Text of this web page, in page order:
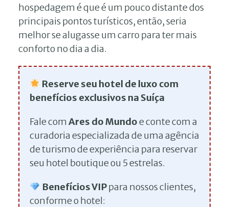
hospedagem é que é um pouco distante dos
principais pontos turísticos, então, seria
melhor se alugasse um carro para ter mais
conforto no dia a dia.
Reserve seu hotel de luxo com
benefícios exclusivos na Suíça
Fale comAres do Mundoe conte com a
curadoria especializada de uma agência
de turismo de experiência para reservar
seu hotel boutique ou 5 estrelas.
Benefícios VIPpara nossos clientes,
conforme o hotel: